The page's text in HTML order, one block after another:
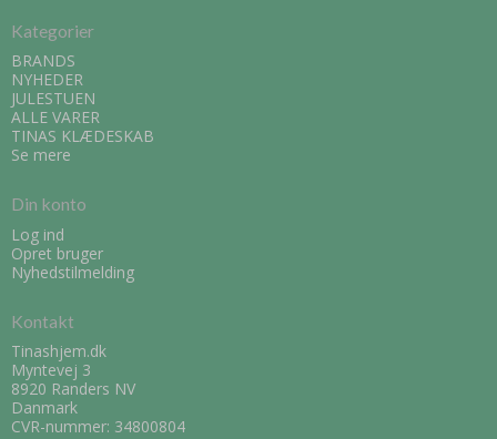
Kategorier
BRANDS
NYHEDER
JULESTUEN
ALLE VARER
TINAS KLÆDESKAB
Se mere
Din konto
Log ind
Opret bruger
Nyhedstilmelding
Kontakt
Tinashjem.dk
Myntevej 3
8920 Randers NV
Danmark
CVR-nummer: 34800804